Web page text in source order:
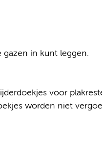
gazen in kunt leggen.
voor
worden niet